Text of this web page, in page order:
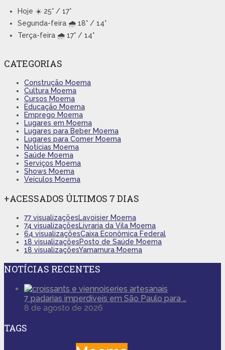
Hoje ☀️ 25° / 17°
Segunda-feira 🌧️ 18° / 14°
Terça-feira 🌧️ 17° / 14°
CATEGORIAS
Construção Moema
Cultura Moema
Cursos Moema
Educação Moema
Emprego Moema
Lugares em Moema
Lugares para Beber Moema
Lugares para Comer Moema
Notícias Moema
Saúde Moema
Serviços Moema
Shows Moema
Veículos Moema
+ACESSADOS ÚLTIMOS 7 DIAS
77 visualizaçõesLavoisier Moema
74 visualizaçõesLivraria da Vila Moema
64 visualizaçõesCaixa Econômica Federal
18 visualizaçõesPosto de Saúde Moema
18 visualizaçõesYamamura Moema
NOTÍCIAS RECENTES
7 padarias imperdíveis em São Paulo para …
8 de agosto de 2026
TAGS